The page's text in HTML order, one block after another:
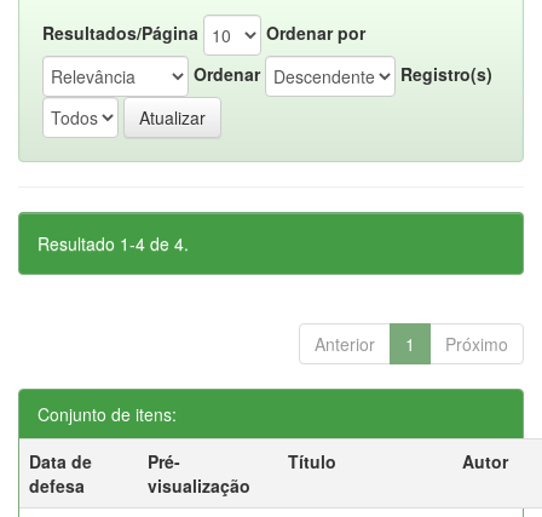
Resultados/Página
Ordenar por
Ordenar
Registro(s)
Resultado 1-4 de 4.
Anterior 1 Próximo
Conjunto de itens:
Data de
defesa
Pré-
visualização
Título Autor